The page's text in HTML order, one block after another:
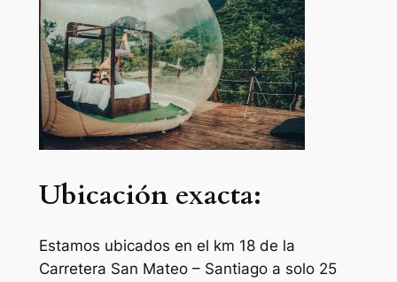
Ubicación exacta:
Estamos ubicados en el km 18 de la
Carretera San Mateo – Santiago a solo 25